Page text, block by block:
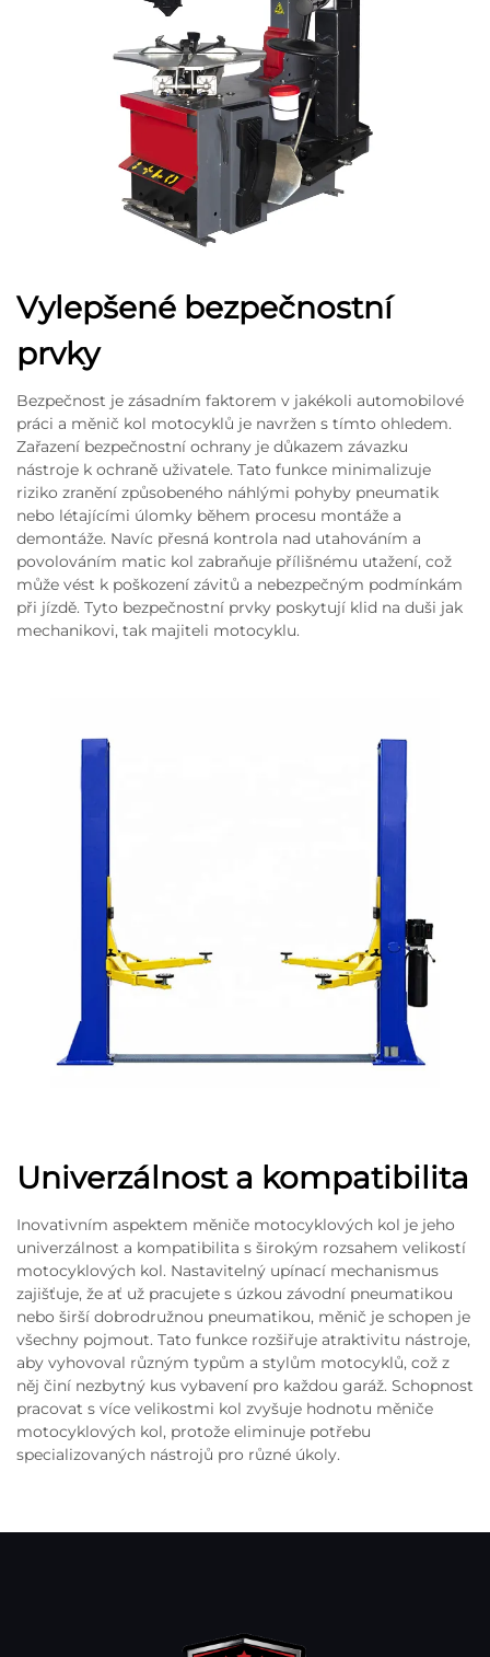
Vylepšené bezpečnostní
prvky
Bezpečnost je zásadním faktorem v jakékoli automobilové
práci a měnič kol motocyklů je navržen s tímto ohledem.
Zařazení bezpečnostní ochrany je důkazem závazku
nástroje k ochraně uživatele. Tato funkce minimalizuje
riziko zranění způsobeného náhlými pohyby pneumatik
nebo létajícími úlomky během procesu montáže a
demontáže. Navíc přesná kontrola nad utahováním a
povolováním matic kol zabraňuje přílišnému utažení, což
může vést k poškození závitů a nebezpečným podmínkám
při jízdě. Tyto bezpečnostní prvky poskytují klid na duši jak
mechanikovi, tak majiteli motocyklu.
Univerzálnost a kompatibilita
Inovativním aspektem měniče motocyklových kol je jeho
univerzálnost a kompatibilita s širokým rozsahem velikostí
motocyklových kol. Nastavitelný upínací mechanismus
zajišťuje, že ať už pracujete s úzkou závodní pneumatikou
nebo širší dobrodružnou pneumatikou, měnič je schopen je
všechny pojmout. Tato funkce rozšiřuje atraktivitu nástroje,
aby vyhovoval různým typům a stylům motocyklů, což z
něj činí nezbytný kus vybavení pro každou garáž. Schopnost
pracovat s více velikostmi kol zvyšuje hodnotu měniče
motocyklových kol, protože eliminuje potřebu
specializovaných nástrojů pro různé úkoly.